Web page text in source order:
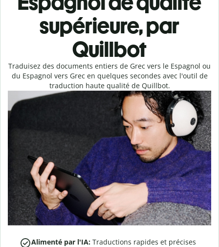
supérieure, par
Quillbot
Traduisez des documents entiers de Grec vers le Espagnol ou
du Espagnol vers Grec en quelques secondes avec l'outil de
traduction haute qualité de Quillbot.
Alimenté par l'IA: Traductions rapides et précises